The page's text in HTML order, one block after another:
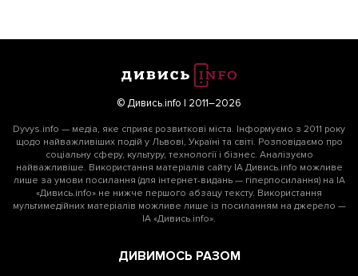
© Дивись.info | 2011–2026
Dyvys.info — медіа, яке сприяє розвиткові міста. Інформуємо з 2011 року
щодо найважливіших подій у Львові, Україні та світі. Розповідаємо про
соціальну сферу, культуру, технології і бізнес. Аналізуємо
найважливіше. Використання матеріалів сайту ІА Дивись.info можливе
лише за умови посилання (для інтернет-видань — гіперпосилання) на ІА
«Дивись.info» не нижче першого абзацу тексту. Використання
мультимедійних матеріалів можливе лише із посиланням на джерело —
ІА «Дивись.info».
ДИВИМОСЬ РАЗОМ